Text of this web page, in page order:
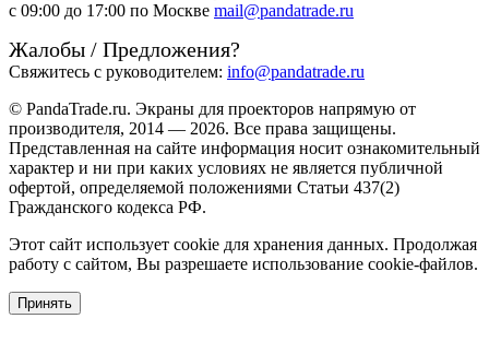
c 09:00 до 17:00 по Москве mail@pandatrade.ru
Жалобы / Предложения?
Свяжитесь с руководителем: info@pandatrade.ru
© PandaTrade.ru. Экраны для проекторов напрямую от
производителя, 2014 — 2026. Все права защищены.
Представленная на сайте информация носит ознакомительный
характер и ни при каких условиях не является публичной
офертой, определяемой положениями Статьи 437(2)
Гражданского кодекса РФ.
Этот сайт использует cookie для хранения данных. Продолжая
работу с сайтом, Вы разрешаете использование cookie-файлов.
Принять